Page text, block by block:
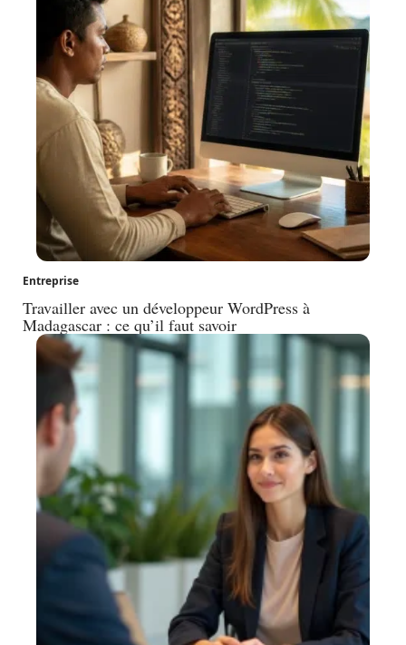
Entreprise
Travailler avec un développeur WordPress à
Madagascar : ce qu’il faut savoir